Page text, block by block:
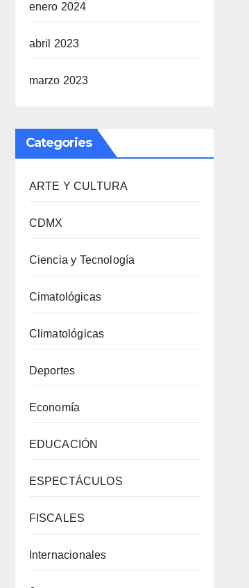
enero 2024
abril 2023
marzo 2023
Categories
ARTE Y CULTURA
CDMX
Ciencia y Tecnología
Cimatológicas
Climatológicas
Deportes
Economía
EDUCACIÓN
ESPECTÁCULOS
FISCALES
Internacionales